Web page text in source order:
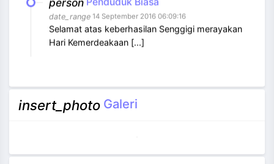
date_range14 September 2016 06:09:16
Selamat atas keberhasilan Senggigi merayakan
Hari Kemerdeakaan [...]
insert_photo Galeri